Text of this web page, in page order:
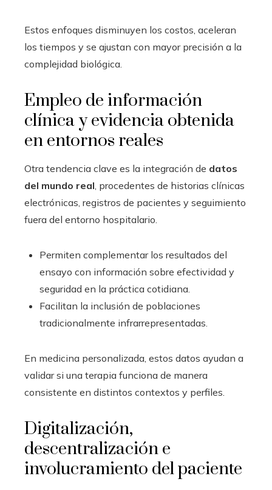
Estos enfoques disminuyen los costos, aceleran
los tiempos y se ajustan con mayor precisión a la
complejidad biológica.
Empleo de información
clínica y evidencia obtenida
en entornos reales
Otra tendencia clave es la integración de datos
del mundo real, procedentes de historias clínicas
electrónicas, registros de pacientes y seguimiento
fuera del entorno hospitalario.
Permiten complementar los resultados del
ensayo con información sobre efectividad y
seguridad en la práctica cotidiana.
Facilitan la inclusión de poblaciones
tradicionalmente infrarrepresentadas.
En medicina personalizada, estos datos ayudan a
validar si una terapia funciona de manera
consistente en distintos contextos y perfiles.
Digitalización,
descentralización e
involucramiento del paciente